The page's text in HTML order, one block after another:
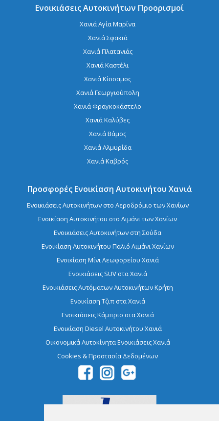
Ενοικιάσεις Αυτοκινήτων Προορισμοί
Χανιά Αγία Μαρίνα
Χανιά Σφακιά
Χανιά Πλατανιάς
Χανιά Καστέλι
Χανιά Κίσσαμος
Χανιά Γεωργιούπολη
Χανιά Φραγκοκάστελο
Χανιά Καλύβες
Χανιά Βάμος
Χανιά Αλμυρίδα
Χανιά Καβρός
Προσφορές Ενοικίαση Αυτοκινήτου Χανιά
Ενοικιάσεις Αυτοκινήτων στο Αεροδρόμιο των Χανίων
Ενοικίαση Aυτοκινήτου στο Λιμάνι των Χανίων
Ενοικιάσεις Αυτοκινήτων στη Σούδα
Ενοικίαση Αυτοκινήτου Παλιό Λιμάνι Χανίων
Ενοικίαση Μίνι Λεωφορείου Χανιά
Ενοικιάσεις SUV στα Χανιά
Ενοικιάσεις Αυτόματων Αυτοκινήτων Κρήτη
Ενοικίαση Τζιπ στα Χανιά
Ενοικιάσεις Κάμπριο στα Χανιά
Ενοικίαση Diesel Αυτοκινήτου Χανιά
Οικονομικά Αυτοκίνητα Ενοικιάσεις Χανιά
Cookies & Προστασία Δεδομένων